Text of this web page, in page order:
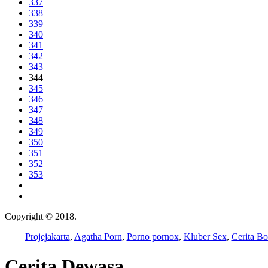
337
338
339
340
341
342
343
344
345
346
347
348
349
350
351
352
353
Copyright © 2018.
Projejakarta, Agatha Porn, Porno pornox, Kluber Sex, Cerita